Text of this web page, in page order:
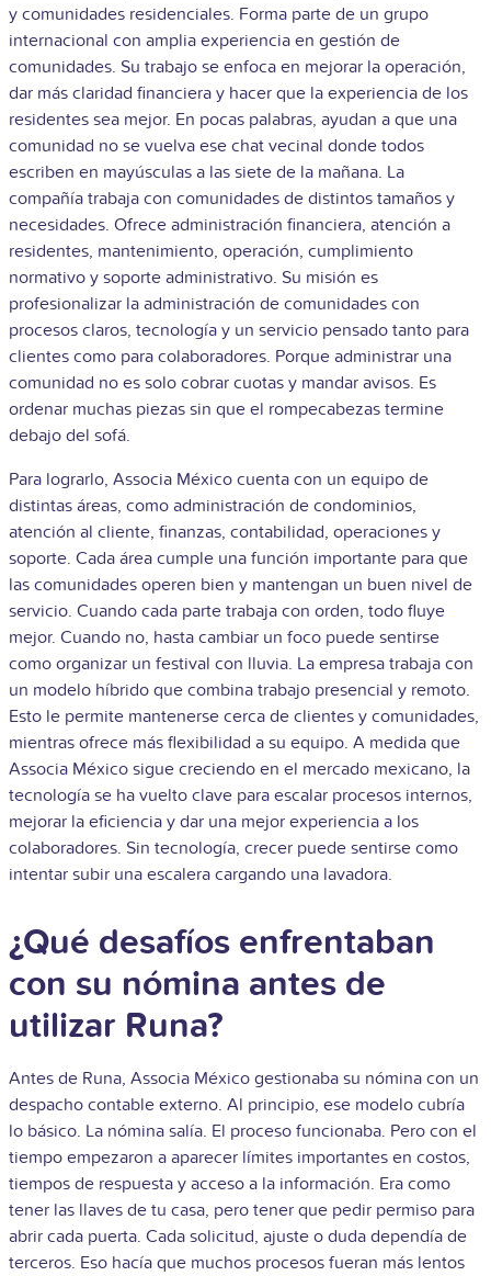
y comunidades residenciales. Forma parte de un grupo
internacional con amplia experiencia en gestión de
comunidades. Su trabajo se enfoca en mejorar la operación,
dar más claridad financiera y hacer que la experiencia de los
residentes sea mejor. En pocas palabras, ayudan a que una
comunidad no se vuelva ese chat vecinal donde todos
escriben en mayúsculas a las siete de la mañana. La
compañía trabaja con comunidades de distintos tamaños y
necesidades. Ofrece administración financiera, atención a
residentes, mantenimiento, operación, cumplimiento
normativo y soporte administrativo. Su misión es
profesionalizar la administración de comunidades con
procesos claros, tecnología y un servicio pensado tanto para
clientes como para colaboradores. Porque administrar una
comunidad no es solo cobrar cuotas y mandar avisos. Es
ordenar muchas piezas sin que el rompecabezas termine
debajo del sofá.
Para lograrlo, Associa México cuenta con un equipo de
distintas áreas, como administración de condominios,
atención al cliente, finanzas, contabilidad, operaciones y
soporte. Cada área cumple una función importante para que
las comunidades operen bien y mantengan un buen nivel de
servicio. Cuando cada parte trabaja con orden, todo fluye
mejor. Cuando no, hasta cambiar un foco puede sentirse
como organizar un festival con lluvia. La empresa trabaja con
un modelo híbrido que combina trabajo presencial y remoto.
Esto le permite mantenerse cerca de clientes y comunidades,
mientras ofrece más flexibilidad a su equipo. A medida que
Associa México sigue creciendo en el mercado mexicano, la
tecnología se ha vuelto clave para escalar procesos internos,
mejorar la eficiencia y dar una mejor experiencia a los
colaboradores. Sin tecnología, crecer puede sentirse como
intentar subir una escalera cargando una lavadora.
¿Qué desafíos enfrentaban
con su nómina antes de
utilizar Runa?
Antes de Runa, Associa México gestionaba su nómina con un
despacho contable externo. Al principio, ese modelo cubría
lo básico. La nómina salía. El proceso funcionaba. Pero con el
tiempo empezaron a aparecer límites importantes en costos,
tiempos de respuesta y acceso a la información. Era como
tener las llaves de tu casa, pero tener que pedir permiso para
abrir cada puerta. Cada solicitud, ajuste o duda dependía de
terceros. Eso hacía que muchos procesos fueran más lentos